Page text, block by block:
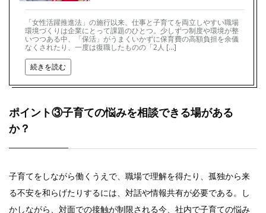
「女性活躍推進法」の施行以来、仕事と子育てを両立しやすい職場
環境づくりは企業にとって課題のひとつ。少しずつ制度や環境が整
いつつある中、「保活」がうまくいかずに保育費の高額負担を余儀
なくされたり、一度は復職したものの「2人 […]
続きを読む
ポイント③子育ての悩みを相談できる場がある
か？
子育てをしながら働くうえで、職場で理解を得たり、孤独から来
る不安を和らげたりするには、対話や情報共有が必要である。し
かしながら、対面での接触が制限される今、社内で子育ての悩み